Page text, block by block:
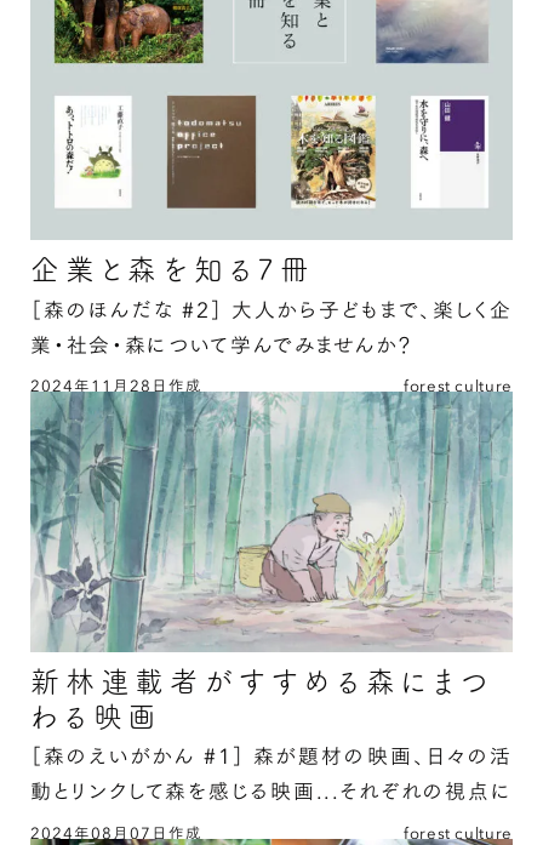
企業と森を知る7冊
［森のほんだな #2］ 大人から子どもまで、楽しく企
業・社会・森について学んでみませんか？
2024年11月28日作成 forest culture
企業と森を知る7冊の続きを読む
新林連載者がすすめる森にまつ
わる映画
［森のえいがかん #1］ 森が題材の映画、日々の活
動とリンクして森を感じる映画...それぞれの視点に
よる“森にまつわる”映画
2024年08月07日作成 forest culture